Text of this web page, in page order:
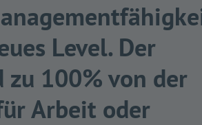
Level. Der
zu 100% von der
Arbeit oder